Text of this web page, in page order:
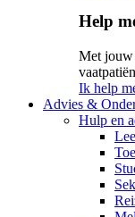
Help
Met jouw
Ik help
Advies &
Hulp en